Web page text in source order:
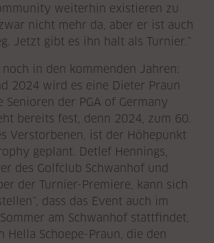
weiterhin existieren zu
nicht mehr da, aber er ist auch
Jetzt gibt es ihn halt als Turnier.“
noch in den kommenden Jahren:
2024 wird es eine Dieter Praun
der PGA of Germany
bereits fest, denn 2024, zum 60.
Verstorbenen, ist der Höhepunkt
geplant. Detlef Hennings,
des Golfclub Schwanhof und
der Turnier-Premiere, kann sich
dass das Event auch im
am Schwanhof stattfindet,
Hella Schoepe-Praun, die den